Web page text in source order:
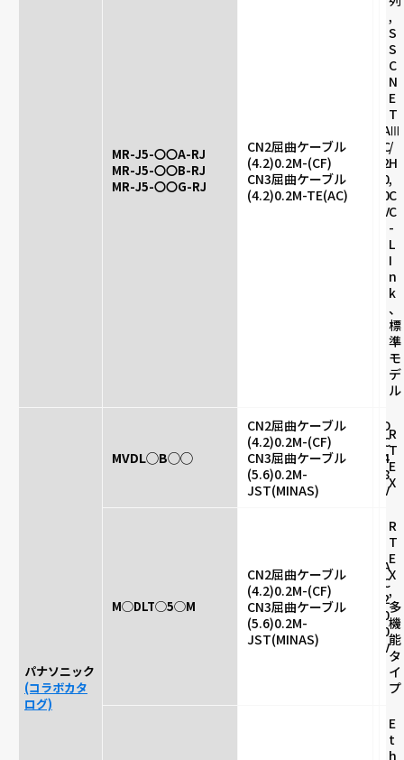
MR-J5-〇〇A-RJ
MR-J5-〇〇B-RJ
MR-J5-〇〇G-RJ
CN2屈曲ケーブル
(4.2)0.2M-(CF)
CN3屈曲ケーブル
(4.2)0.2M-TE(AC)
A
C
2
0
0
V
,
S
S
C
N
E
T
Ⅲ
/
H
,
C
C
-
L
I
n
k
、
標
準
モ
デ
ル
パナソニック
(コラボカタ
ログ)
MVDL◯B◯◯
CN2屈曲ケーブル
(4.2)0.2M-(CF)
CN3屈曲ケーブル
(5.6)0.2M-
JST(MINAS)
D
C
4
8
V
R
T
E
X
M◯DLT◯5◯M
CN2屈曲ケーブル
(4.2)0.2M-(CF)
CN3屈曲ケーブル
(5.6)0.2M-
JST(MINAS)
A
C
2
0
0
V
R
T
E
X
,
多
機
能
タ
イ
プ
E
t
h